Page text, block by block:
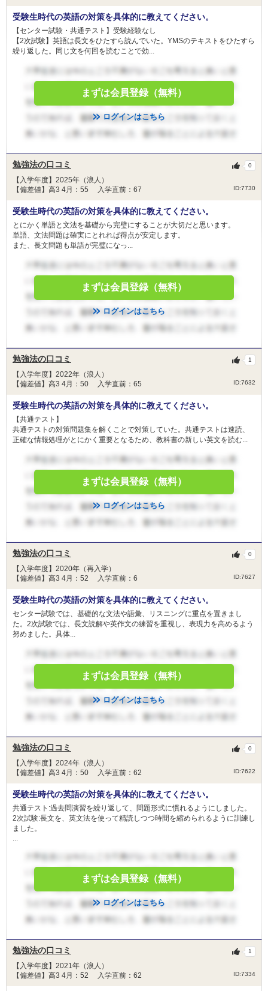
受験生時代の英語の対策を具体的に教えてください。
【センター試験・共通テスト】受験経験なし
【2次試験】英語は長文をひたすら読んでいた。YMSのテキストをひたすら
繰り返した。同じ文を何回を読むことで効...
まずは会員登録（無料）
ログインはこちら
勉強法の口コミ
【入学年度】2025年（浪人）
【偏差値】高3 4月：55 入学直前：67
ID:7730
0
受験生時代の英語の対策を具体的に教えてください。
とにかく単語と文法を基礎から完璧にすることが大切だと思います。
単語、文法問題は確実にとれれば得点が安定します。
また、長文問題も単語が完璧になっ...
まずは会員登録（無料）
ログインはこちら
勉強法の口コミ
【入学年度】2022年（浪人）
【偏差値】高3 4月：50 入学直前：65
ID:7632
1
受験生時代の英語の対策を具体的に教えてください。
【共通テスト】
共通テストの対策問題集を解くことで対策していた。共通テストは速読、
正確な情報処理がとにかく重要となるため、教科書の新しい英文を読む...
まずは会員登録（無料）
ログインはこちら
勉強法の口コミ
【入学年度】2020年（再入学）
【偏差値】高3 4月：52 入学直前：6
ID:7627
0
受験生時代の英語の対策を具体的に教えてください。
センター試験では、基礎的な文法や語彙、リスニングに重点を置きまし
た。2次試験では、長文読解や英作文の練習を重視し、表現力を高めるよう
努めました。具体...
まずは会員登録（無料）
ログインはこちら
勉強法の口コミ
【入学年度】2024年（浪人）
【偏差値】高3 4月：50 入学直前：62
ID:7622
0
受験生時代の英語の対策を具体的に教えてください。
共通テスト:過去問演習を繰り返して、問題形式に慣れるようにしました。
2次試験:長文を、英文法を使って精読しつつ時間を縮められるように訓練し
ました。
...
まずは会員登録（無料）
ログインはこちら
勉強法の口コミ
【入学年度】2021年（浪人）
【偏差値】高3 4月：52 入学直前：62
ID:7334
1